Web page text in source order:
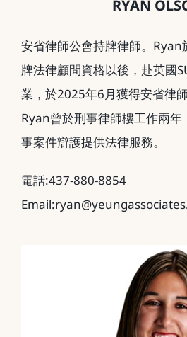
RYAN
安省律師公會持牌律師。
牌法律顧問資格以後，赴英國
業，於2025年6月獲得安省律
Ryan曾於刑事律師樓工作兩年
事案件辯護提供法律服務。
電話:437-880-8854